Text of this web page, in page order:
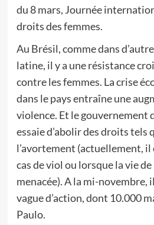
du 8 mars, Journée
droits des femmes.
Au Brésil, comme dans
latine, il y a une résistance
contre les femmes. La crise
dans le pays entraîne une
violence. Et le gouvernement
essaie d’abolir des droits tels
l’avortement (actuellement,
cas de viol ou lorsque la vie
menacée). A la mi-novembre,
vague d’action, dont 10.000
Paulo.